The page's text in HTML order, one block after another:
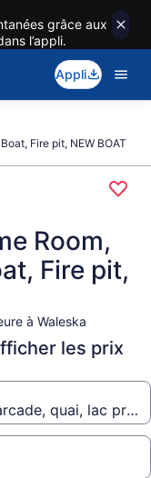
grâce aux
l’appli.
Appli
Fire pit, NEW BOAT
Room,
Fire pit,
à Waleska
les prix
quai, lac